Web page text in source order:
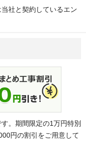
社と契約しているエン
。期間限定の1万円特別
円の割引をご用意して